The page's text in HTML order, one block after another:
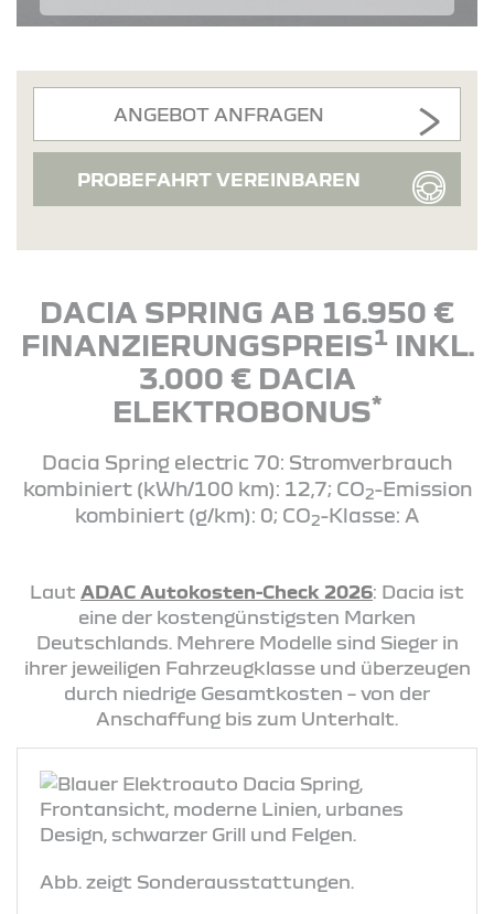
ANGEBOT ANFRAGEN
PROBEFAHRT VEREINBAREN
DACIA SPRING AB 16.950 €
FINANZIERUNGSPREIS1INKL.
3.000 € DACIA
ELEKTROBONUS*
Dacia Spring electric 70: Stromverbrauch
kombiniert (kWh/100 km): 12,7; CO2-Emission
kombiniert (g/km): 0; CO2-Klasse: A
Laut ADAC Autokosten-Check 2026: Dacia ist
eine der kostengünstigsten Marken
Deutschlands. Mehrere Modelle sind Sieger in
ihrer jeweiligen Fahrzeugklasse und überzeugen
durch niedrige Gesamtkosten – von der
Anschaffung bis zum Unterhalt.
Abb. zeigt Sonderausstattungen.